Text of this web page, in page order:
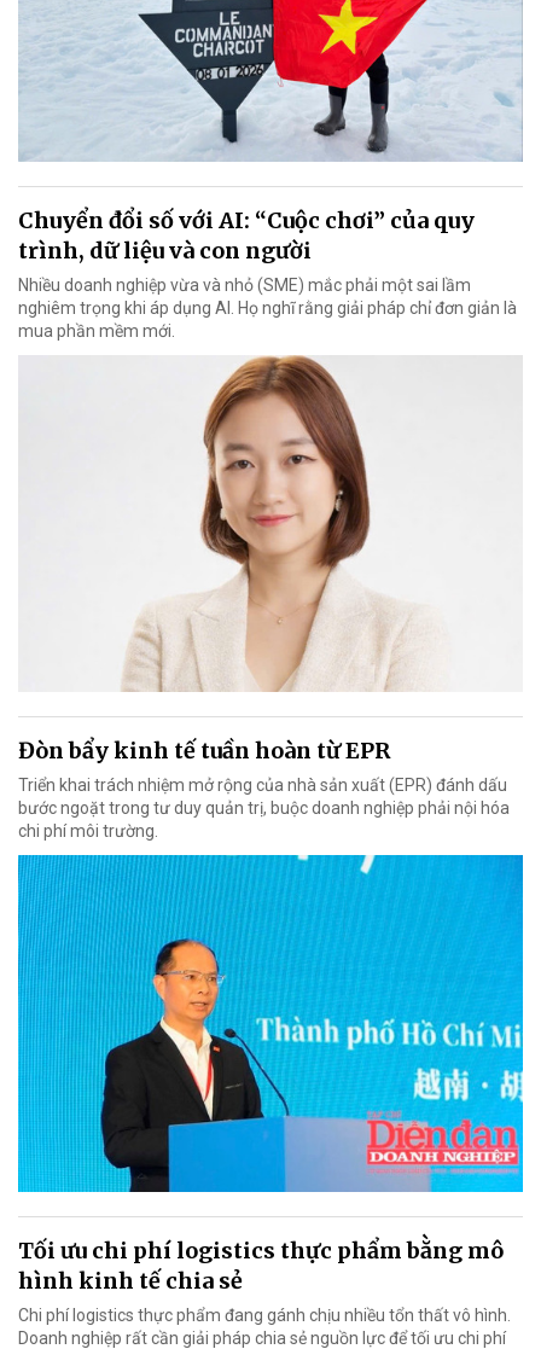
Chuyển đổi số với AI: “Cuộc chơi” của quy
trình, dữ liệu và con người
Nhiều doanh nghiệp vừa và nhỏ (SME) mắc phải một sai lầm
nghiêm trọng khi áp dụng AI. Họ nghĩ rằng giải pháp chỉ đơn giản là
mua phần mềm mới.
Đòn bẩy kinh tế tuần hoàn từ EPR
Triển khai trách nhiệm mở rộng của nhà sản xuất (EPR) đánh dấu
bước ngoặt trong tư duy quản trị, buộc doanh nghiệp phải nội hóa
chi phí môi trường.
Tối ưu chi phí logistics thực phẩm bằng mô
hình kinh tế chia sẻ
Chi phí logistics thực phẩm đang gánh chịu nhiều tổn thất vô hình.
Doanh nghiệp rất cần giải pháp chia sẻ nguồn lực để tối ưu chi phí